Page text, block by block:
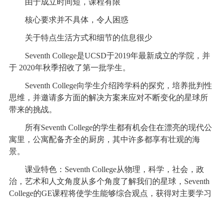
由于成立时间短，课程有限
核心要求并不具体，令人困惑
关于特点生活方式和细节的信息很少
Seventh College是UCSD于2019年最新成立的学院，并
于 2020年秋季招收了第一批学生。
Seventh College向学生介绍跨学科的探究，培养批判性
思维，并邀请多方面的解决方案来应对不断变化的星球所
带来的挑战。
所有Seventh College的学生都有机会住在漂亮的现代公
寓里，公寓配备齐全的厨房，其中许多都享有壮观的海
景。
课业特色：Seventh College从物理，科学，社会，政
治，艺术和人文角度从多个角度了解我们的星球，Seventh
College的GE课程将使学生能够综合观点，获得对主要学习